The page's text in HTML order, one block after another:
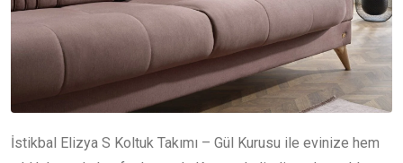
İstikbal Elizya S Koltuk Takımı – Gül Kurusu ile evinize hem